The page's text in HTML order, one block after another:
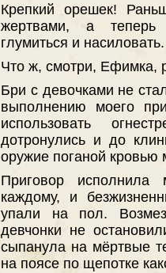
Крепкий орешек!
жертвами, а теперь
глумиться и насиловать.
Что ж, смотри, Ефимка,
Бри с девочками не
выполнению моего
использовать
дотронулись и до
оружие поганой кровью
Приговор
каждому, и
упали на пол.
девчонки не
сыпанула на мёртвые
на поясе по щепотке